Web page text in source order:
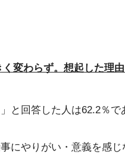
変わらず。想起した理
回答した人は62.2％で
にやりがい・意義を感